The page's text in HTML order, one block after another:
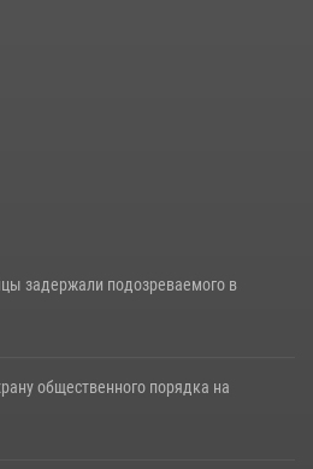
приняли участие в ярмарке
задержали подозреваемого в
общественного порядка на